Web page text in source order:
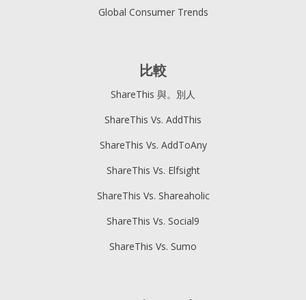
Global Consumer Trends
比較
ShareThis 與。別人
ShareThis Vs. AddThis
ShareThis Vs. AddToAny
ShareThis Vs. Elfsight
ShareThis Vs. Shareaholic
ShareThis Vs. Social9
ShareThis Vs. Sumo